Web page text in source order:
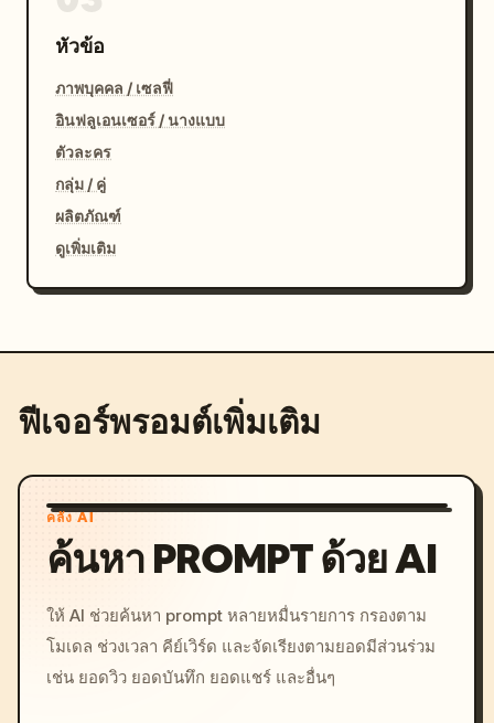
หัวข้อ
ภาพบุคคล / เซลฟี่
อินฟลูเอนเซอร์ / นางแบบ
ตัวละคร
กลุ่ม / คู่
ผลิตภัณฑ์
ดูเพิ่มเติม
ฟีเจอร์พรอมต์เพิ่มเติม
คลัง AI
ค้นหา PROMPT ด้วย AI
ให้ AI ช่วยค้นหา prompt หลายหมื่นรายการ กรองตาม
โมเดล ช่วงเวลา คีย์เวิร์ด และจัดเรียงตามยอดมีส่วนร่วม
เช่น ยอดวิว ยอดบันทึก ยอดแชร์ และอื่นๆ